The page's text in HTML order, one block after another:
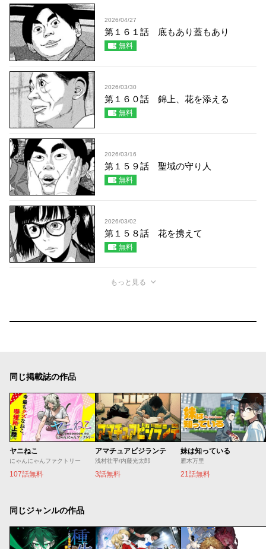
2026/04/27
第１６１話 底もあり蓋もあり
無料
2026/03/30
第１６０話 錦上、花を添える
無料
2026/03/16
第１５９話 聖域の守り人
無料
2026/03/02
第１５８話 花を携えて
無料
もっと見る
同じ掲載誌の作品
ヤニねこ
にゃんにゃんファクトリー
107話無料
アマチュアビジランテ
浅村壮平/内藤光太郎
3話無料
妹は知っている
雁木万里
21話無料
同じジャンルの作品